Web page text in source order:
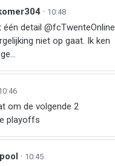
· 10:48
detail @fcTwenteOnline
niet op gaat. Ik ken
om de volgende 2
playoffs
· 10:45